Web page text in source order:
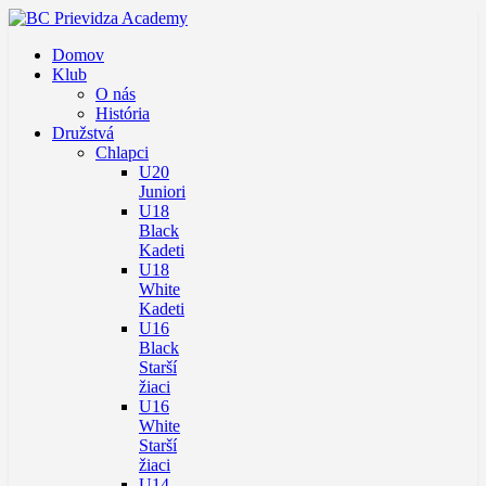
Domov
Klub
O nás
História
Družstvá
Chlapci
U20
Juniori
U18
Black
Kadeti
U18
White
Kadeti
U16
Black
Starší
žiaci
U16
White
Starší
žiaci